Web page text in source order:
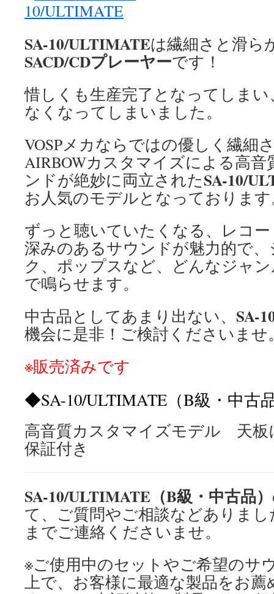
SA-10/ULTIMATEは繊細さと滑ら
SACD/CDプレーヤーです！
惜しくも生産完了となってしま
なくなってしまいました。
VOSPメカならではの優しく繊細
AIRBOWカスタマイズによる高
ンドが絶妙に両立されたSA-10/
お人気のモデルとなっておりま
ずっと聴いていたくなる、レコ
深みのあるサウンドが魅力的で
ク、ポップスなど、どんなジャ
で鳴らせます。
中古品としてあまり出ない、 SA-
機会に是非！ご検討くださいませ
※販売済みです
◆SA-10/ULTIMATE（B級・中古
高音質カスタマイズモデル 天
保証付き
SA-10/ULTIMATE（B級・中古品）
て、ご質問やご相談などありま
までご連絡くださいませ。
※ご使用中のセットやご希望のサ
上で、お客様に最適な製品をお